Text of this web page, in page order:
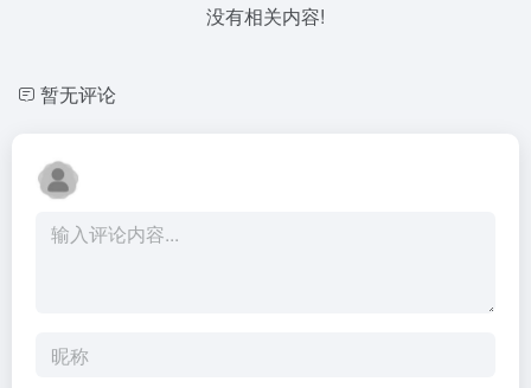
没有相关内容!
暂无评论